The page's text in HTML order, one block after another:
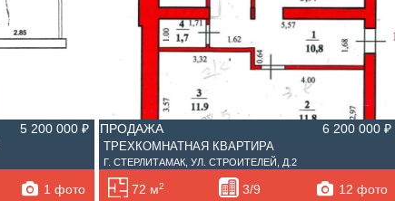
5 200 000 ₽
1 фото
ПРОДАЖА 6 200 000 ₽
ТРЕХКОМНАТНАЯ КВАРТИРА
Г. СТЕРЛИТАМАК, УЛ. СТРОИТЕЛЕЙ, Д.2
72 м2 3/9 12 фото